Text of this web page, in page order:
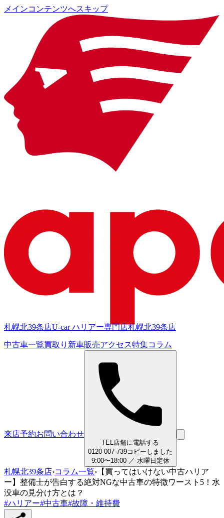
メインコンテンツへスキップ
札幌北39条店U-car ハリアー専門店札幌北39条店
中古車一覧買取り 新車販売アクセス特集コラム
来店予約お問い合わせ
TEL 店舗に電話する
01 20-007-739コピーしました
9:00〜18:00／ 水曜日 定休
札幌北39条店›コラム一覧› 【買ってはいけない中古ハリア
ー】整備士が告白する絶対NGな中古車の特徴ワースト5！水
没車の見分け方とは？
#ハリアー#中古車#故障・維持費